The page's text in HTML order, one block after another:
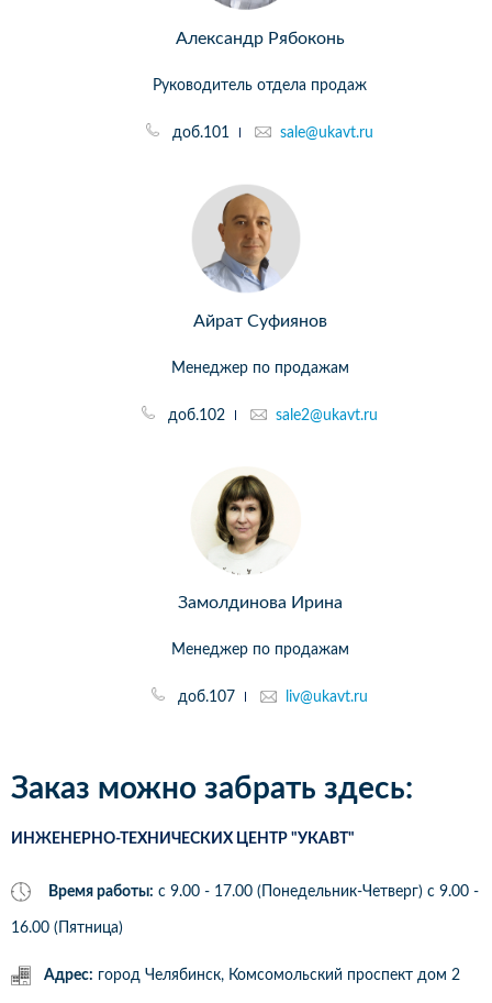
Александр Рябоконь
Руководитель отдела продаж
доб.101 sale@ukavt.ru
Айрат Суфиянов
Менеджер по продажам
доб.102 sale2@ukavt.ru
Замолдинова Ирина
Менеджер по продажам
доб.107 liv@ukavt.ru
Заказ можно забрать здесь:
ИНЖЕНЕРНО-ТЕХНИЧЕСКИХ ЦЕНТР "УКАВТ"
Время работы: с 9.00 - 17.00 (Понедельник-Четверг) c 9.00 -
16.00 (Пятница)
Адрес: город Челябинск, Комсомольский проспект дом 2